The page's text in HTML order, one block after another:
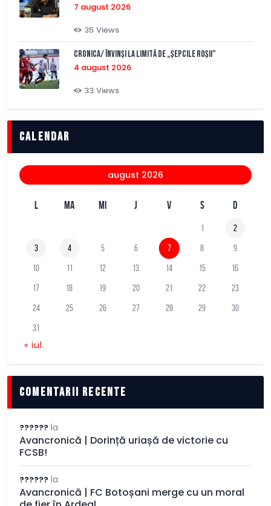
7 august 2026
35 Views
CRONICA/ Învinși la limită de „Șepcile Roșii”
4 august 2026
33 Views
Calendar
august 2026
L MA MI J V S D
1 2
3 4 5 6 7 8 9
10 11 12 13 14 15 16
17 18 19 20 21 22 23
24 25 26 27 28 29 30
31
« iul.
comentarii recente
?????? la
Avancronică | Dorință uriașă de victorie cu
FCSB!
?????? la
Avancronică | FC Botoșani merge cu un moral